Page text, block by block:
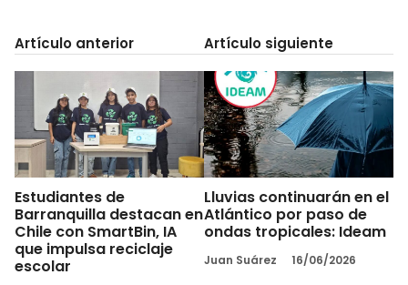
Artículo anterior
Estudiantes de
Barranquilla destacan en
Chile con SmartBin, IA
que impulsa reciclaje
escolar
Artículo siguiente
Lluvias continuarán en el
Atlántico por paso de
ondas tropicales: Ideam
Juan Suárez 16/06/2026